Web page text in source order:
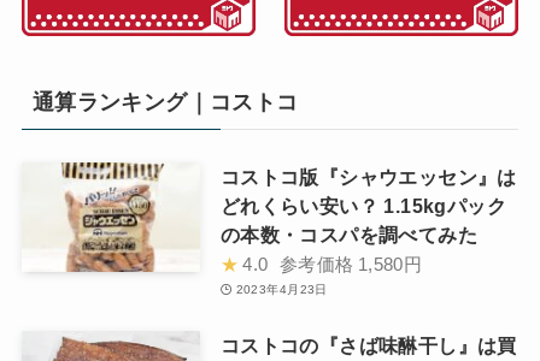
通算ランキング｜コストコ
コストコ版『シャウエッセン』は
どれくらい安い？ 1.15kgパック
の本数・コスパを調べてみた
★ 4.0 参考価格 1,580円
2023年4月23日
コストコの『さば味醂干し』は買